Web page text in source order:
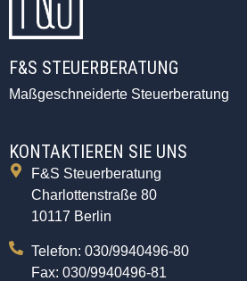
F&S STEUERBERATUNG
Maßgeschneiderte Steuerberatung
KONTAKTIEREN SIE UNS
F&S Steuerberatung
Charlottenstraße 80
10117 Berlin
Telefon: 030/9940496-80
Fax: 030/9940496-81